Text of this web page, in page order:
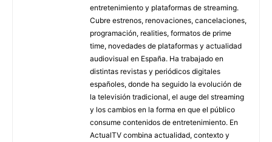
entretenimiento y plataformas de streaming.
Cubre estrenos, renovaciones, cancelaciones,
programación, realities, formatos de prime
time, novedades de plataformas y actualidad
audiovisual en España. Ha trabajado en
distintas revistas y periódicos digitales
españoles, donde ha seguido la evolución de
la televisión tradicional, el auge del streaming
y los cambios en la forma en que el público
consume contenidos de entretenimiento. En
ActualTV combina actualidad, contexto y